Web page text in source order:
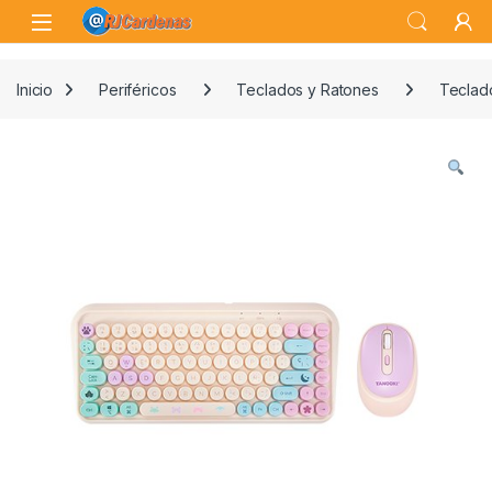
Skip to navigation
Skip to content
Open
Inicio Periféricos Teclados y Ratones